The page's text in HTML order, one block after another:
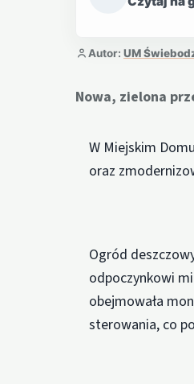
Autor: UM
Nowa, zielona
W Miejskim
oraz
Ogród
odpoczynkowi
obejmowała
sterowania, co